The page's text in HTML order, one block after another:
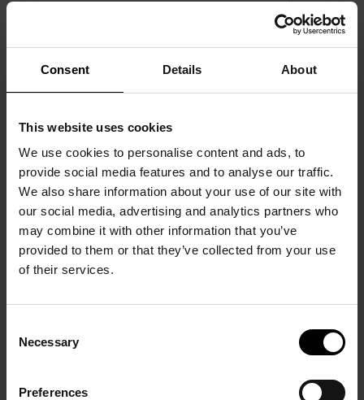
Consent Details About
This website uses cookies
We use cookies to personalise content and ads, to
provide social media features and to analyse our traffic.
We also share information about your use of our site with
our social media, advertising and analytics partners who
may combine it with other information that you’ve
provided to them or that they’ve collected from your use
of their services.
Selection
Necessary
Preferences
septembre-15 octobre – Oslo, Kunsternes Hus, 11
novembre-3 décembre – Estève, 1961
Paris, Fondation nationale des arts graphiques et plastiques,
inaugurale), 8 avril-16 mai 2011, rep. pp. coul. p. 21
BIBLIOGRAPHIE :
Geneviève Bonnefoi, Les Années fertiles, 1940-1960,
Mouvements Éditions, 1988, rep. coul. p. 103
Robert Maillard et Monique Prudhomme-Estève, Estève,
catalogue raisonné de l’œuvre peint, Ides et Calendes,
Neuchâtel 1995, n° 425, rep. p. 309
Where Paris, avril 2011, rep. coul. p. 47